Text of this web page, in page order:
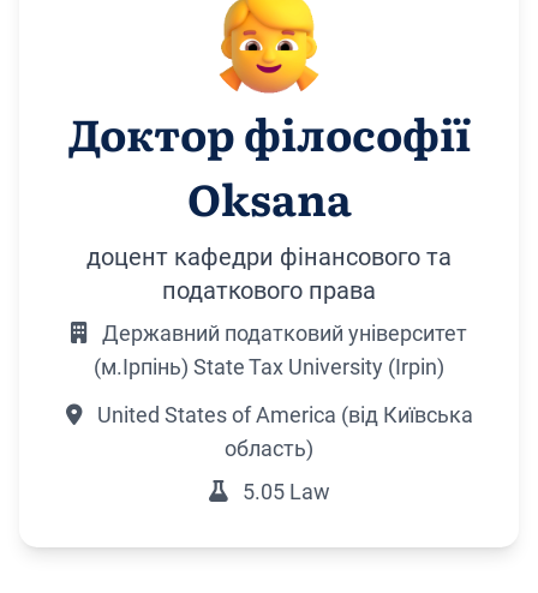
Доктор філософії
Oksana
доцент кафедри фінансового та
податкового права
Державний податковий університет
(м.Ірпінь) State Tax University (Irpin)
United States of America (від Київська
область)
5.05 Law